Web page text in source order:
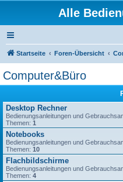
Alle
Startseite Foren-Übersicht
Computer&Büro
Desktop Rechner
Bedienungsanleitungen und
Themen: 1
Notebooks
Bedienungsanleitungen und
Themen: 10
Flachbildschirme
Bedienungsanleitungen und
Themen: 4